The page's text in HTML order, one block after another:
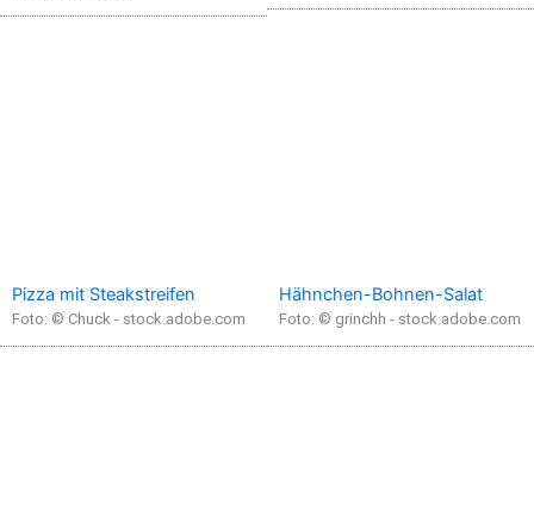
Pizza mit Steakstreifen
Foto: © Chuck - stock.adobe.com
Hähnchen-Bohnen-Salat
Foto: © grinchh - stock.adobe.com